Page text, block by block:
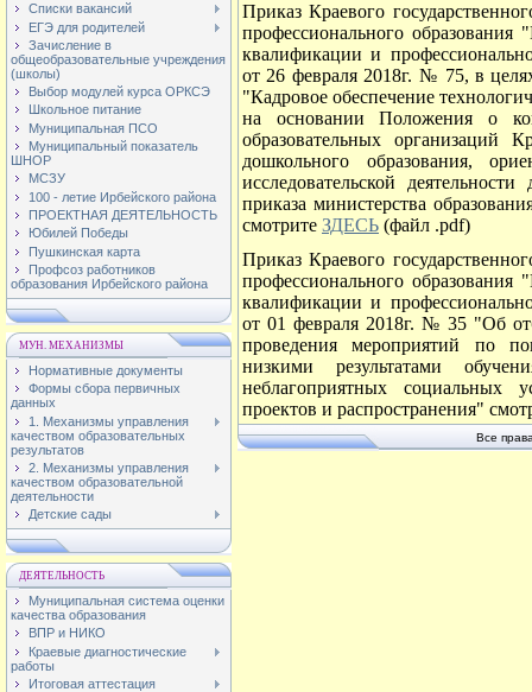
Списки вакансий
ЕГЭ для родителей
Зачисление в
общеобразовательные учреждения
(школы)
Выбор модулей курса ОРКСЭ
Школьное питание
Муниципальная ПСО
Муниципальный показатель
ШНОР
МСЗУ
100 - летие Ирбейского района
ПРОЕКТНАЯ ДЕЯТЕЛЬНОСТЬ
Юбилей Победы
Пушкинская карта
Профсоз работников
образования Ирбейского района
МУН. МЕХАНИЗМЫ
Нормативные документы
Формы сбора первичных
данных
1. Механизмы управления
качеством образовательных
результатов
2. Механизмы управления
качеством образовательной
деятельности
Детские сады
ДЕЯТЕЛЬНОСТЬ
Муниципальная система оценки
качества образования
ВПР и НИКО
Краевые диагностические
работы
Итоговая аттестация
Приказ Краевого
профессионального
квалификации и
от 26 февраля 2018г. № 75, в
"Кадровое обеспечение
на основании Положения о
образовательных организаций
дошкольного образования,
исследовательской
приказа министерства
смотрите ЗДЕСЬ (файл .pdf)
Приказ Краевого
профессионального
квалификации и
от 01 февраля 2018г. № 35 "Об
проведения мероприятий по
низкими результатами
неблагоприятных социальных
проектов и распространения"
Все